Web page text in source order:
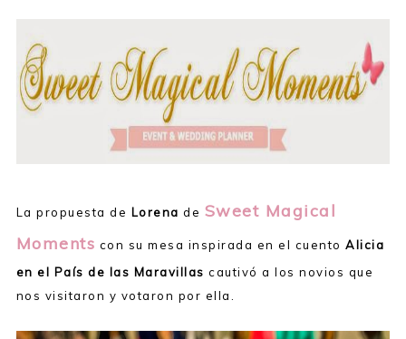
La propuesta de Lorena de Sweet Magical
Moments con su mesa inspirada en el cuentoAlicia
en el País de las Maravillas cautivó a los novios que
nos visitaron y votaron por ella.